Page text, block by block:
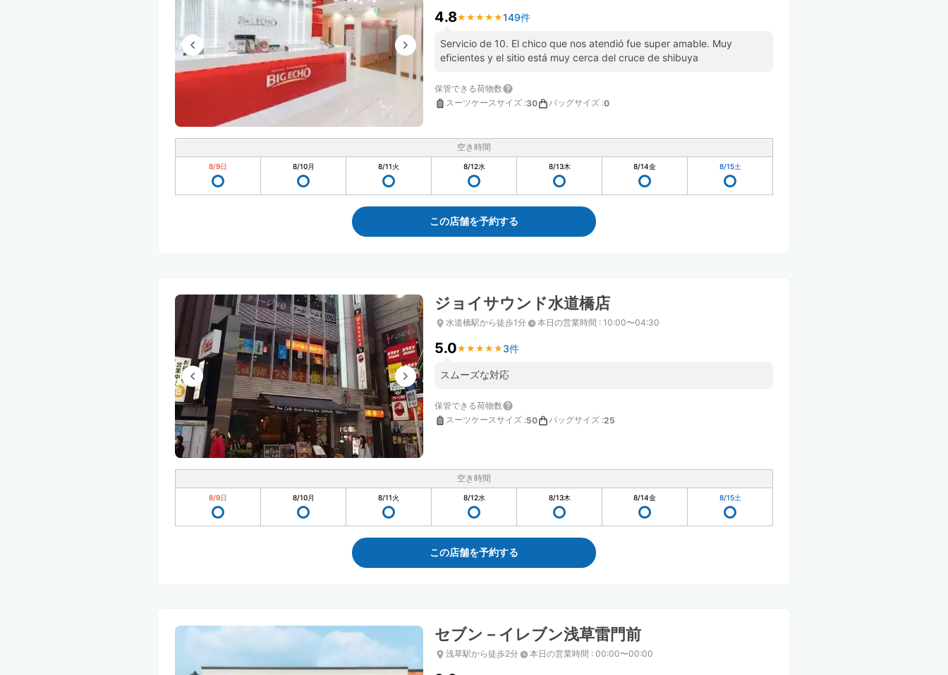
4.8★ ★ ★ ★ ★
★ ★ ★ ★ ★ 149件
Servicio de 10. El chico que nos atendió fue super amable. Muy
eficientes y el sitio está muy cerca del cruce de shibuya
保管できる荷物数
スーツケースサイズ :30 バッグサイズ :0
空き時間
8/9日 8/10月 8/11火 8/12水 8/13木 8/14金 8/15土
この店舗を予約する
ジョイサウンド水道橋店
水道橋駅から徒歩1分 本日の営業時間 : 10:00〜04:30
5.0★ ★ ★ ★ ★
★ ★ ★ ★ ★ 3件
スムーズな対応
保管できる荷物数
スーツケースサイズ :50 バッグサイズ :25
空き時間
8/9日 8/10月 8/11火 8/12水 8/13木 8/14金 8/15土
この店舗を予約する
セブン－イレブン浅草雷門前
浅草駅から徒歩2分 本日の営業時間 : 00:00〜00:00